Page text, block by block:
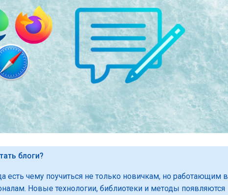
блоги?
есть чему поучиться не только новичкам, но работающим в
Новые технологии, библиотеки и методы появляются